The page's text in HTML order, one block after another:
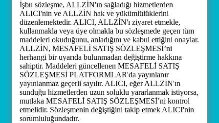
İşbu sözleşme, ALLZİN'ın sağladığı hizmetlerden
ALICI'nin ve ALLZİN hak ve yükümlülüklerini
düzenlemektedir. ALICI, ALLZİN'ı ziyaret etmekle,
kullanmakla veya üye olmakla bu sözleşmede geçen tüm
maddeleri okuduğunu, anladığını ve kabul ettiğini onaylar.
ALLZİN, MESAFELİ SATIŞ SÖZLEŞMESİ’ni
herhangi bir uyarıda bulunmadan değiştirme hakkına
sahiptir. Maddeleri güncellenen MESAFELİ SATIŞ
SÖZLEŞMESİ PLATFORMLAR'da yayınlanır
yayınlanmaz geçerli sayılır. ALICI, eğer ALLZİN'ın
sunduğu hizmetlerden uzun soluklu yararlanmak istiyorsa,
mutlaka MESAFELİ SATIŞ SÖZLEŞMESİ’ni kontrol
etmelidir. Sözleşmenin değiştiğini takip etmek ALICI'nin
sorumluluğundadır.